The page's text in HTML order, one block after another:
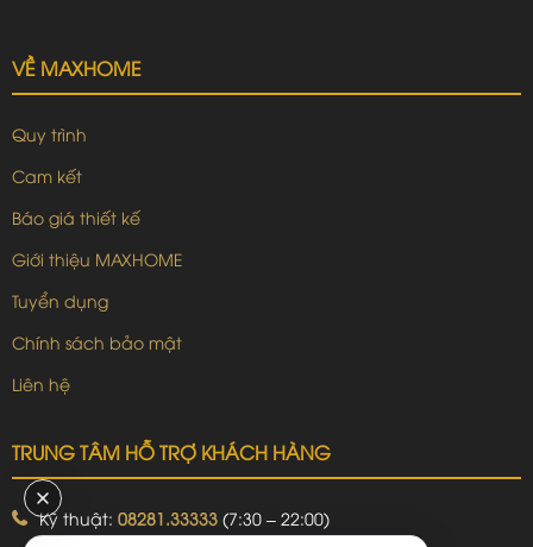
VỀ MAXHOME
Quy trình
Cam kết
Báo giá thiết kế
Giới thiệu MAXHOME
Tuyển dụng
Chính sách bảo mật
Liên hệ
TRUNG TÂM HỖ TRỢ KHÁCH HÀNG
Kỹ thuật: 08281.33333 (7:30 – 22:00)